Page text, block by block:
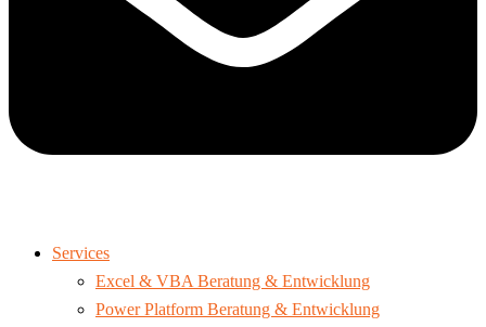
Services
Excel & VBA Beratung & Entwicklung
Power Platform Beratung & Entwicklung